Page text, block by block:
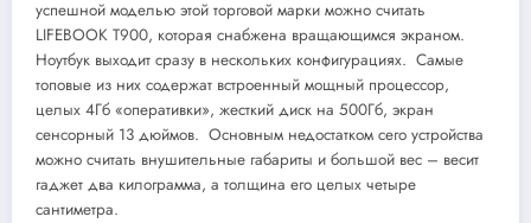
успешной моделью этой торговой марки можно считать
LIFEBOOK T900, которая снабжена вращающимся экраном.
Ноутбук выходит сразу в нескольких конфигурациях. Самые
топовые из них содержат встроенный мощный процессор,
целых 4Гб «оперативки», жесткий диск на 500Гб, экран
сенсорный 13 дюймов. Основным недостатком сего устройства
можно считать внушительные габариты и большой вес – весит
гаджет два килограмма, а толщина его целых четыре
сантиметра.